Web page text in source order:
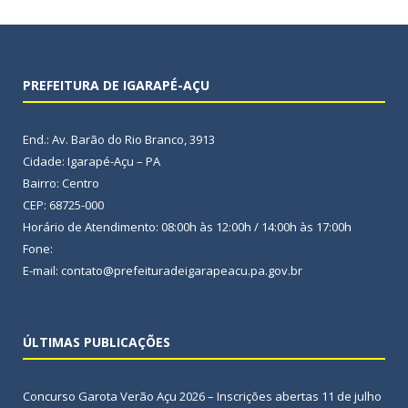
PREFEITURA DE IGARAPÉ-AÇU
End.: Av. Barão do Rio Branco, 3913
Cidade: Igarapé-Açu – PA
Bairro: Centro
CEP: 68725-000
Horário de Atendimento: 08:00h às 12:00h / 14:00h às 17:00h
Fone:
E-mail: contato@prefeituradeigarapeacu.pa.gov.br
ÚLTIMAS PUBLICAÇÕES
Concurso Garota Verão Açu 2026 – Inscrições abertas 11 de julho